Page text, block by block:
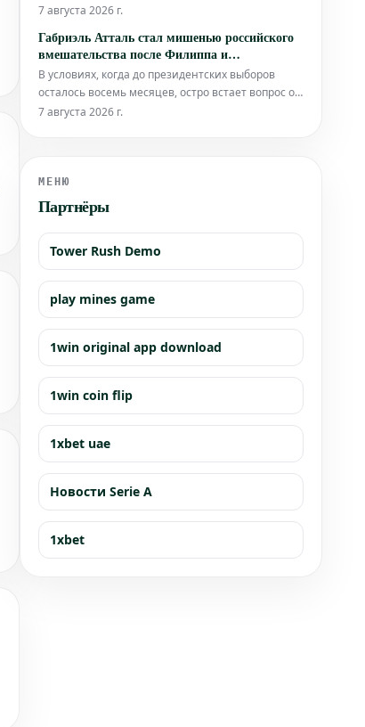
бренда, который в скором времени должен
история – яркий пример того, как, начав с
относительно скромных инвестиций в 15 000
долларов, можно построить процветающий
бизнес, изн
7 августа 2026 г.
Габриэль Атталь стал мишенью российского
вмешательства после Филиппа и
Глюксманна: Кому это выгодно?
В условиях, когда до президентских выборов
осталось восемь месяцев, остро встает вопрос о
целесообразности операций российского
извлекает выгоду из этих маневров?
7 августа 2026 г.
МЕНЮ
Партнёры
Tower Rush Demo
play mines game
1win original app download
1win coin flip
1xbet uae
Новости Serie A
1xbet